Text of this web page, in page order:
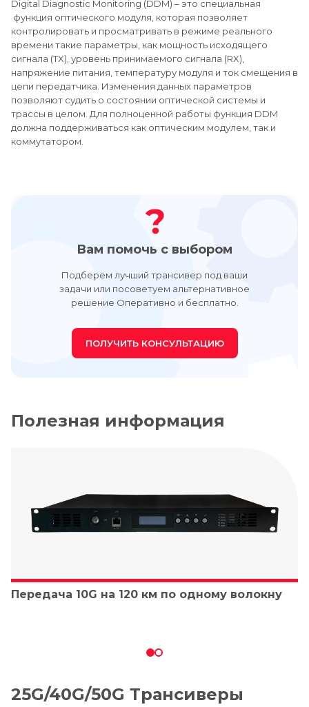
Digital Diagnostic Monitoring (DDM) – это специальная
функция оптического модуля, которая позволяет
контролировать и просматривать в режиме реального
времени такие параметры, как мощность исходящего
сигнала (TX), уровень принимаемого сигнала (RX),
напряжение питания, температуру модуля и ток смещения в
цепи передатчика. Изменения данных параметров
позволяют судить о состоянии оптической системы и
трассы в целом. Для полноценной работы функция DDM
должна поддерживаться как оптическим модулем, так и
коммутатором.
Вам помочь с выбором
Подберем лучший трансивер под ваши
задачи или посоветуем альтернативное
решение Оперативно и бесплатно.
ПОЛУЧИТЬ КОНСУЛЬТАЦИЮ
Полезная информация
Передача 10G на 120 км по одному волокну
25G/40G/50G Трансиверы